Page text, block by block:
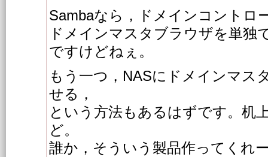
Sambaなら，ドメインコントロ
ドメインマスタブラウザを単独
ですけどねぇ。
もう一つ，NASにドメインマス
せる，
という方法もあるはずです。机
ど。
誰か，そういう製品作ってくれ